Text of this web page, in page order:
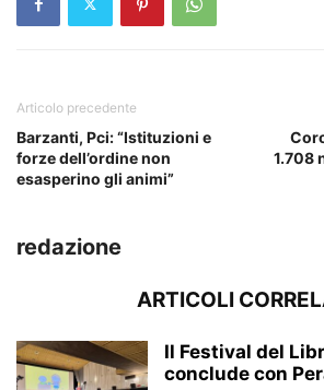
Articolo precedente
Barzanti, Pci: “Istituzioni e
forze dell’ordine non
esasperino gli animi”
1.708
redazione
ARTICOLI
Il Festival del
conclude con